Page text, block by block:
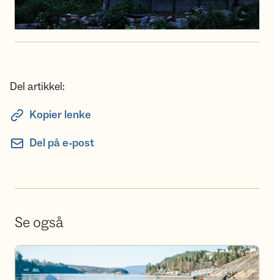
Del artikkel:
Kopier lenke
Del på e-post
Se også
Se aktivitetskalender